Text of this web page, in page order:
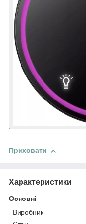
Приховати
Характеристики
Основні
Виробник